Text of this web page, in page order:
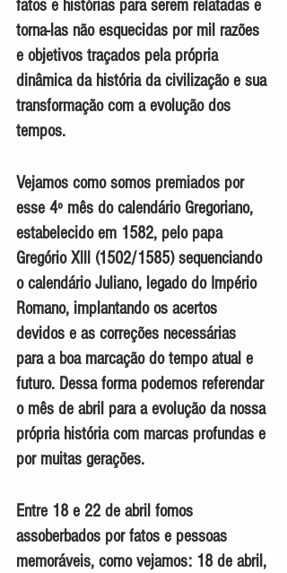
fatos e histórias para serem relatadas e
torna-las não esquecidas por mil razões
e objetivos traçados pela própria
dinâmica da história da civilização e sua
transformação com a evolução dos
tempos.
Vejamos como somos premiados por
esse 4º mês do calendário Gregoriano,
estabelecido em 1582, pelo papa
Gregório Xlll (1502/1585) sequenciando
o calendário Juliano, legado do Império
Romano, implantando os acertos
devidos e as correções necessárias
para a boa marcação do tempo atual e
futuro. Dessa forma podemos referendar
o mês de abril para a evolução da nossa
própria história com marcas profundas e
por muitas gerações.
Entre 18 e 22 de abril fomos
assoberbados por fatos e pessoas
memoráveis, como vejamos: 18 de abril,